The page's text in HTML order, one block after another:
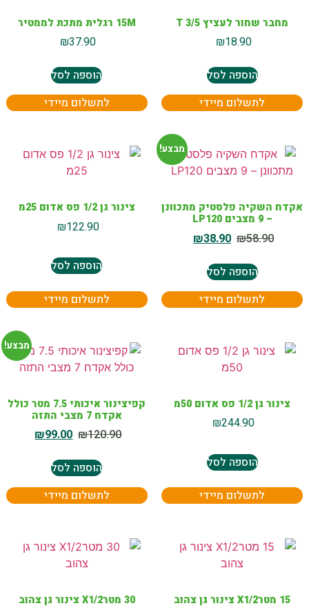
מחבר שחור לעציץ T 3/5
₪18.90
הוספה לסל
לתשלום מיידי
15M רגלית מתכת לממטיר
₪37.90
הוספה לסל
לתשלום מיידי
מבצע!
אקדח השקיה פלסטיק מתכוונן
– 9 מצבים LP120
₪58.90
₪38.90
הוספה לסל
לתשלום מיידי
צינור גן 1/2 פס אדום 25מ
₪122.90
הוספה לסל
לתשלום מיידי
צינור גן 1/2 פס אדום 50מ
₪244.90
הוספה לסל
לתשלום מיידי
מבצע!
קפיצינור איכותי 7.5 מטר כולל
אקדח 7 מצבי התזה
₪120.90
₪99.00
הוספה לסל
לתשלום מיידי
15 מטרX1/2 צינור גן צהוב 30 מטרX1/2 צינור גן צהוב